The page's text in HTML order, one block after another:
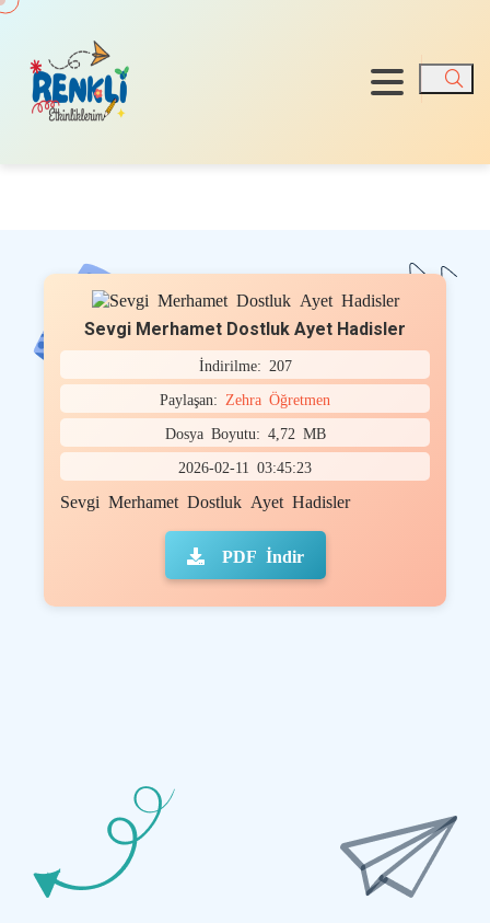
Ara
Sevgi Merhamet Dostluk Ayet Hadisler
İndirilme: 207
Paylaşan: Zehra Öğretmen
Dosya Boyutu: 4,72 MB
2026-02-11 03:45:23
Sevgi Merhamet Dostluk Ayet Hadisler
PDF İndir